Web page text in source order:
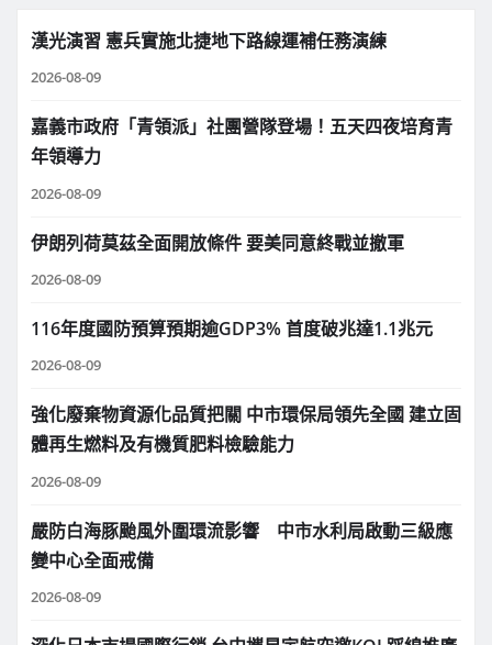
漢光演習 憲兵實施北捷地下路線運補任務演練
2026-08-09
嘉義市政府「青領派」社團營隊登場！五天四夜培育青
年領導力
2026-08-09
伊朗列荷莫茲全面開放條件 要美同意終戰並撤軍
2026-08-09
116年度國防預算預期逾GDP3% 首度破兆達1.1兆元
2026-08-09
強化廢棄物資源化品質把關 中市環保局領先全國 建立固
體再生燃料及有機質肥料檢驗能力
2026-08-09
嚴防白海豚颱風外圍環流影響 中市水利局啟動三級應
變中心全面戒備
2026-08-09